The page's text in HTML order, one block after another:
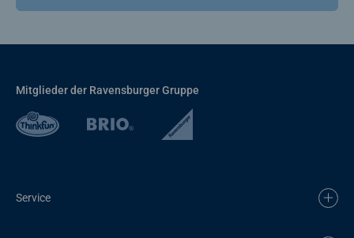
Mitglieder der Ravensburger Gruppe
Service